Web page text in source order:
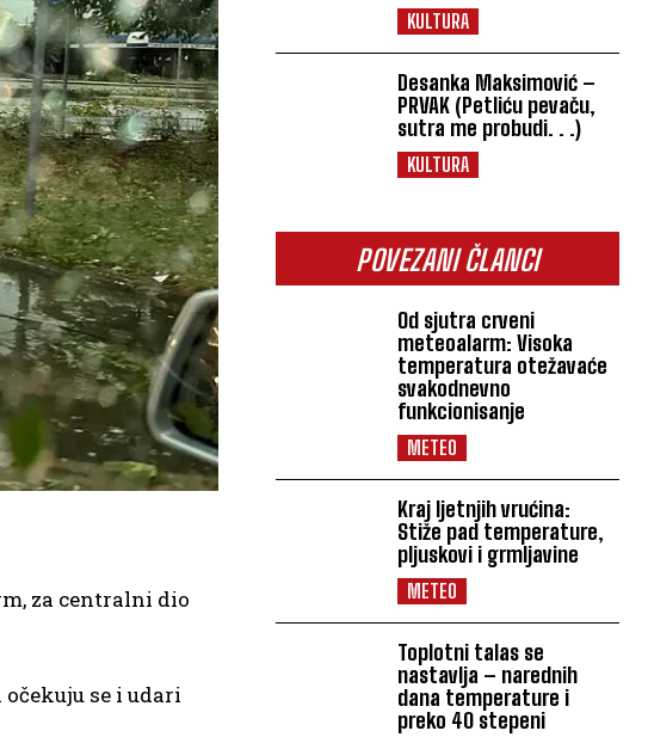
KULTURA
Desanka Maksimović –
PRVAK (Petliću pevaču,
sutra me probudi. . .)
KULTURA
POVEZANI ČLANCI
Od sjutra crveni
meteoalarm: Visoka
temperatura otežavaće
svakodnevno
funkcionisanje
METEO
Kraj ljetnjih vrućina:
Stiže pad temperature,
pljuskovi i grmljavine
METEO
Toplotni talas se
nastavlja – narednih
dana temperature i
preko 40 stepeni
za centralni dio
se i udari